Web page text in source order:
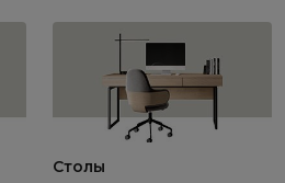
Столы